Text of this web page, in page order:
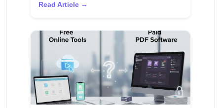
մեծամասնության մեջ
Read Article →